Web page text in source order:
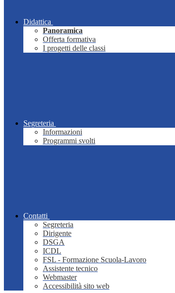
Didattica
Panoramica
Offerta formativa
I progetti delle classi
Segreteria
Informazioni
Programmi svolti
Contatti
Segreteria
Dirigente
DSGA
ICDL
FSL - Formazione Scuola-Lavoro
Assistente tecnico
Webmaster
Accessibilità sito web